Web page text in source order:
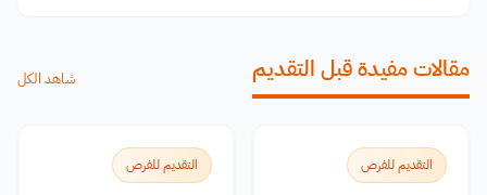
مقالات مفيدة قبل التقديم شاهد الكل
التقديم للفرص التقديم للفرص